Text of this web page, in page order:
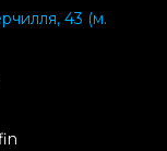
43 (м.